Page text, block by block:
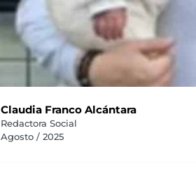
Claudia Franco Alcántara
Redactora Social
Agosto / 2025